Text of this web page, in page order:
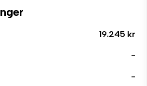
19.245 kr
-
-